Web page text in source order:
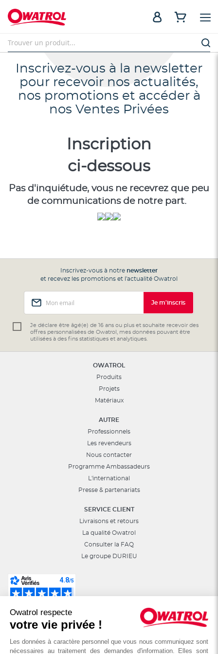
Owatrol respecte
votre vie privée !
Les données à caractère personnel que vous nous communiquez sont
nécessaires au traitement des demandes d'information. Elles sont
Inscrivez-vous à la newsletter
pour recevoir nos actualités,
nos promotions et accéder à
nos Ventes Privées
Inscription
ci-dessous
Pas d'inquiétude, vous ne recevrez que peu
de communications de notre part.
Inscrivez-vous à notre newsletter
et recevez les promotions et l'actualité Owatrol
notre
lettre
d’information
Je m'inscris
Je déclare être âgé(e) de 16 ans ou plus et souhaite recevoir des
offres personnalisées de Owatrol, mes données pouvant être
utilisées à des fins statistiques et analytiques.
OWATROL
Produits
Projets
Matériaux
AUTRE
Professionnels
Les revendeurs
Nous contacter
Programme Ambassadeurs
L'international
Presse & partenariats
SERVICE CLIENT
Livraisons et retours
La qualité Owatrol
Consulter la FAQ
Le groupe DURIEU
Suivez-nous sur les réseaux sociaux :
astuces, jeux, promotions…